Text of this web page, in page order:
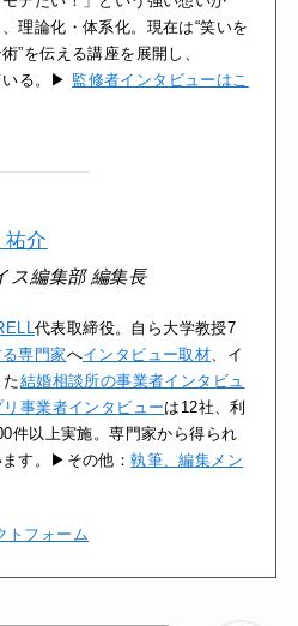
理論化・体系化。現在は“笑いを
”を伝える講座を展開し、
いる。▶ 監修者インタビューはこ
祐介
ス編集部 編集長
代表取締役。自ら大学教授7
専門家へインタビュー取材、イ
結婚相談所の事業者インタビュ
事業者インタビューは12社、利
件以上実施。専門家から得られ
ます。▶その他：執筆、編集メン
トフォーム